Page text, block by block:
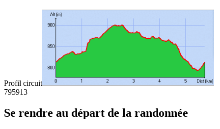
Profil circuit
795913
Se rendre au départ de la randonnée